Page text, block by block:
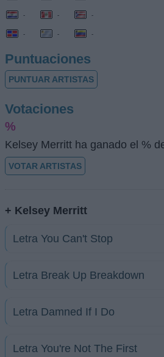
- - -
- - -
Puntuaciones
PUNTUAR ARTISTAS
Votaciones
%
Kelsey Merritt ha ganado el %
VOTAR ARTISTAS
+ Kelsey Merritt
Letra You Can't Stop
Letra Break Up Breakdown
Letra Damned If I Do
Letra You're Not The First